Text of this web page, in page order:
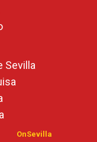
Sevilla
OnSevilla